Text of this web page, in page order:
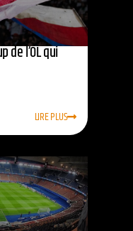
de l’OL qui
LIRE PLUS